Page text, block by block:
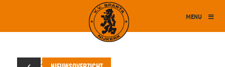
MENU
09 mei 2022